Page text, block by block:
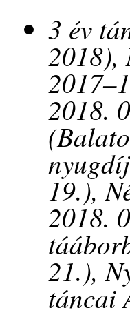
3 év
2018),
2018.
19.),
2018.
21.),
táncai